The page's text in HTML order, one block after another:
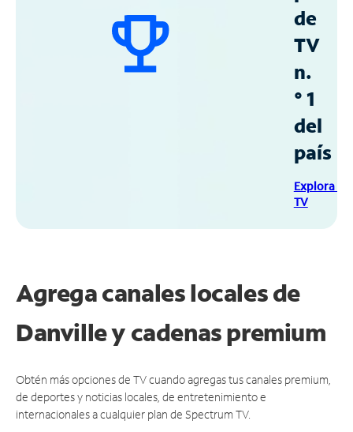
de
TV
n.
° 1
del
país
Explora
TV
Agrega canales locales de
Danville y cadenas premium
Obtén más opciones de TV cuando agregas tus canales premium,
de deportes y noticias locales, de entretenimiento e
internacionales a cualquier plan de Spectrum TV.